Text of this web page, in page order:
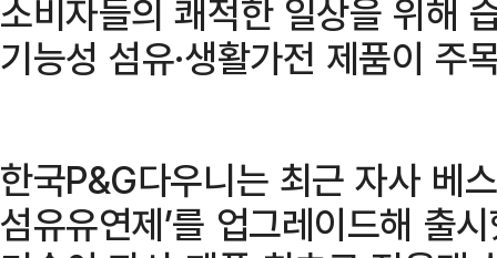
소비자들의 쾌적한 일상을 위해
기능성 섬유·생활가전 제품이 주
한국P&G다우니는 최근 자사 베
섬유유연제’를 업그레이드해 출